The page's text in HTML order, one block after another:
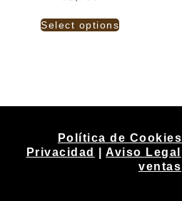
Select options
Política de Cookies
Privacidad
|Aviso Legal
ventas